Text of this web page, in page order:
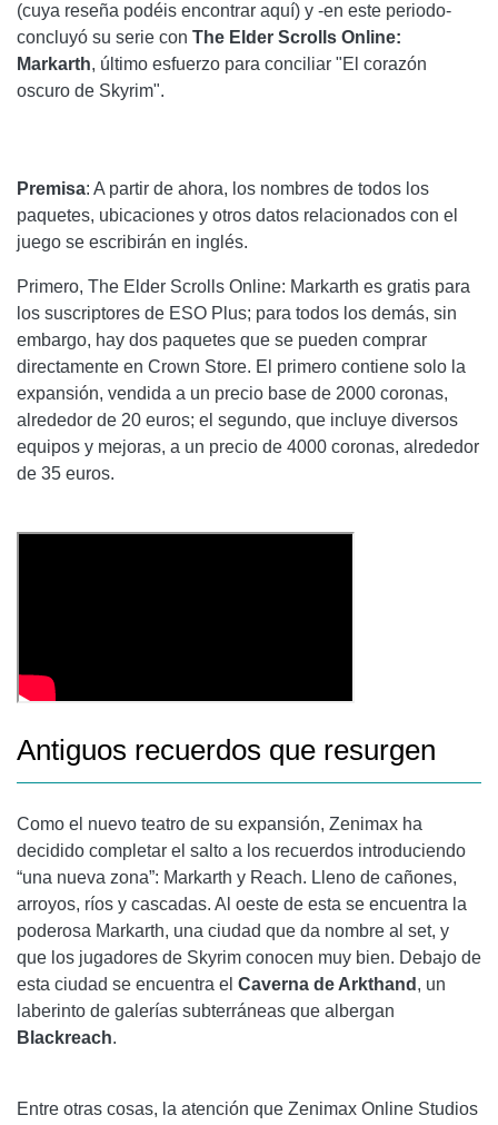
(cuya reseña podéis encontrar aquí) y -en este periodo-
concluyó su serie con The Elder Scrolls Online:
Markarth, último esfuerzo para conciliar "El corazón
oscuro de Skyrim".
Premisa: A partir de ahora, los nombres de todos los
paquetes, ubicaciones y otros datos relacionados con el
juego se escribirán en inglés.
Primero, The Elder Scrolls Online: Markarth es gratis para
los suscriptores de ESO Plus; para todos los demás, sin
embargo, hay dos paquetes que se pueden comprar
directamente en Crown Store. El primero contiene solo la
expansión, vendida a un precio base de 2000 coronas,
alrededor de 20 euros; el segundo, que incluye diversos
equipos y mejoras, a un precio de 4000 coronas, alrededor
de 35 euros.
Antiguos recuerdos que resurgen
Como el nuevo teatro de su expansión, Zenimax ha
decidido completar el salto a los recuerdos introduciendo
“una nueva zona”: Markarth y Reach. Lleno de cañones,
arroyos, ríos y cascadas. Al oeste de esta se encuentra la
poderosa Markarth, una ciudad que da nombre al set, y
que los jugadores de Skyrim conocen muy bien. Debajo de
esta ciudad se encuentra el Caverna de Arkthand , un
laberinto de galerías subterráneas que albergan
Blackreach.
Entre otras cosas, la atención que Zenimax Online Studios